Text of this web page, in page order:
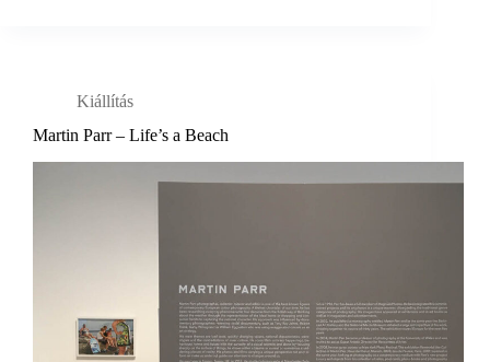
Kiállítás
Martin Parr – Life’s a Beach